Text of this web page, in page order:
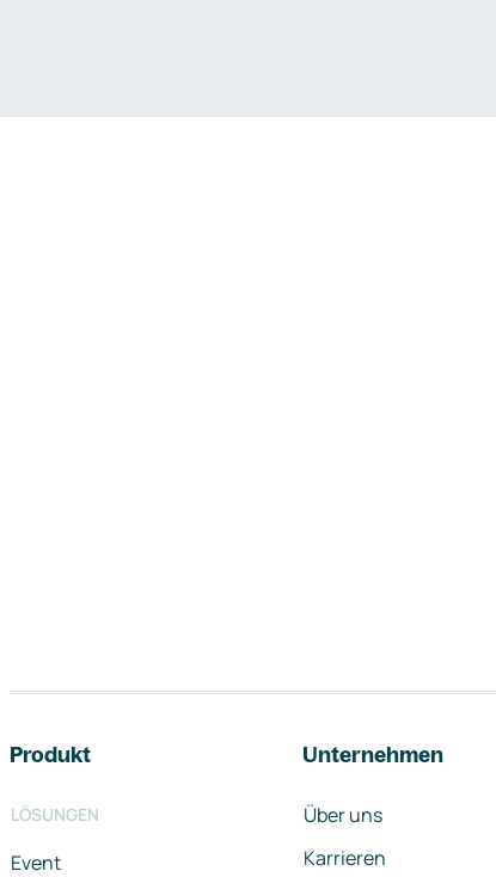
Produkt
LÖSUNGEN
Event
Unternehmen
Über uns
Karrieren